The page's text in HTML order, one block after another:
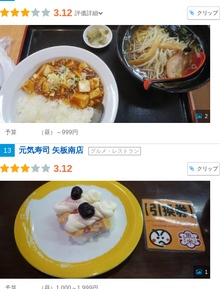
3.12 評価詳細 クリップ
2
予算 （昼）～999円
13 元気寿司 矢板南店 グルメ・レストラン
3.12 クリップ
1